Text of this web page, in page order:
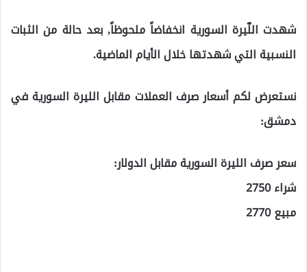
شهدت اللّيرة السورية انخفاضاً ملحوظاً, بعد حالة من الثبات
النسبية التي شهدتها خلال الأيام الماضية.
نستعرض لكم أسعار صرف العملات مقابل الليرة السورية في
دمشق:
سعر صرف الليرة السورية مقابل الدولار:
شراء 2750
مبيع 2770